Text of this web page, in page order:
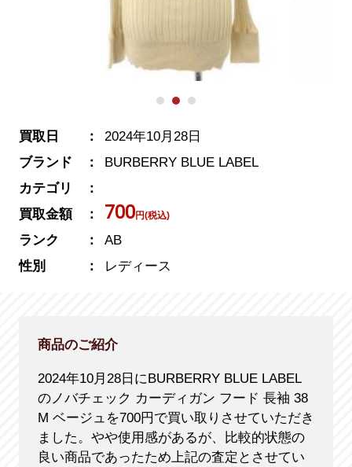
買取日
2024年10月28日
ブランド
BURBERRY BLUE LABEL
カテゴリ
買取金額
700円(税込)
ランク
AB
性別
レディース
商品のご紹介
2024年10月28日にBURBERRY BLUE LABEL
のノバチェック カーディガン フード 長袖 38
M ベージュを700円で買い取りさせていただき
ました。やや使用感があるが、比較的状態の
良い商品であったため上記の査定とさせてい